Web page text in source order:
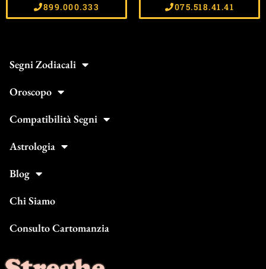
899.000.333 075.518.41.41
Segni Zodiacali
Oroscopo
Compatibilità Segni
Astrologia
Blog
Chi Siamo
Consulto Cartomanzia